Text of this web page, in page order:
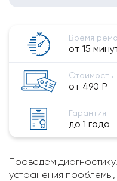
Время
от 15
Стоимость
от 490 ₽
Гарантия
до 1 года
Проведем
устранения проблемы,